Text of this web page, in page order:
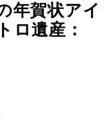
年賀状アイ
ロ遺産：